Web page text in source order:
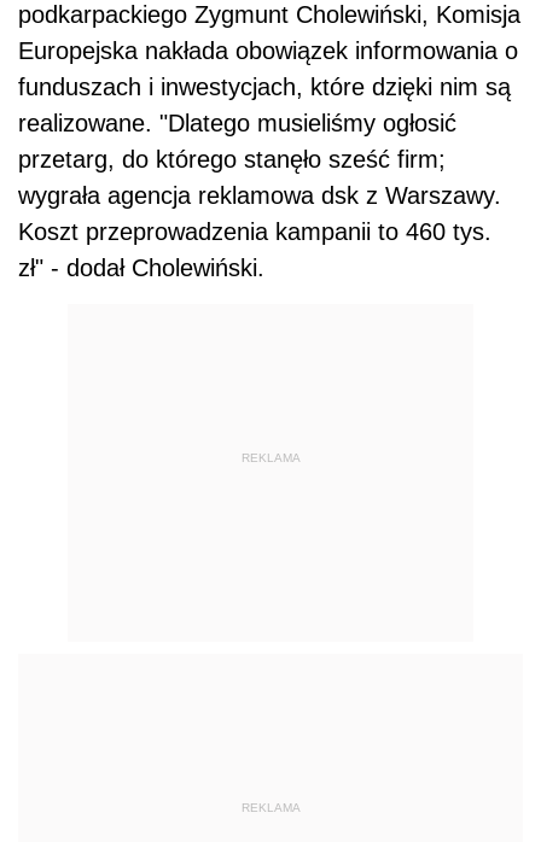
podkarpackiego Zygmunt Cholewiński, Komisja
Europejska nakłada obowiązek informowania o
funduszach i inwestycjach, które dzięki nim są
realizowane. "Dlatego musieliśmy ogłosić
przetarg, do którego stanęło sześć firm;
wygrała agencja reklamowa dsk z Warszawy.
Koszt przeprowadzenia kampanii to 460 tys.
zł" - dodał Cholewiński.
REKLAMA
REKLAMA